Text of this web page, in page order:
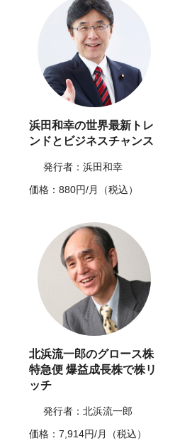
浜田和幸の世界最新トレ
ンドとビジネスチャンス
発行者：浜田和幸
価格：880円/月（税込）
北浜流一郎のグロース株
特急便 爆益成長株で株リ
ッチ
発行者：北浜流一郎
価格：7,914円/月（税込）